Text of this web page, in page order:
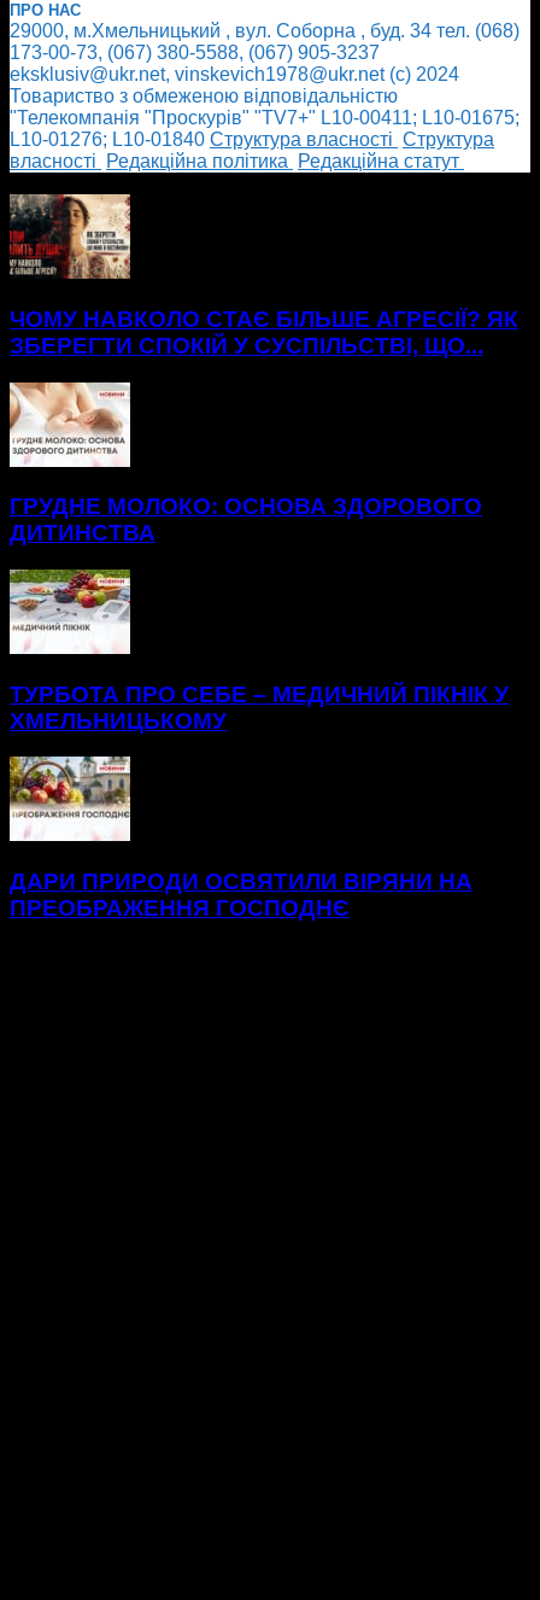
ПРО НАС
29000, м.Хмельницький , вул. Соборна , буд. 34 тел. (068)
173-00-73, (067) 380-5588, (067) 905-3237
eksklusiv@ukr.net, vinskevich1978@ukr.net (с) 2024
Товариство з обмеженою відповідальністю
"Телекомпанія "Проскурів" "TV7+" L10-00411; L10-01675;
L10-01276; L10-01840 Cтруктура власності Cтруктура
власності
Редакційна політика
Редакційна статут
ЧОМУ НАВКОЛО СТАЄ БІЛЬШЕ АГРЕСІЇ? ЯК
ЗБЕРЕГТИ СПОКІЙ У СУСПІЛЬСТВІ, ЩО...
ГРУДНЕ МОЛОКО: ОСНОВА ЗДОРОВОГО
ДИТИНСТВА
ТУРБОТА ПРО СЕБЕ – МЕДИЧНИЙ ПІКНІК У
ХМЕЛЬНИЦЬКОМУ
ДАРИ ПРИРОДИ ОСВЯТИЛИ ВІРЯНИ НА
ПРЕОБРАЖЕННЯ ГОСПОДНЄ